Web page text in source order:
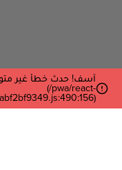
(/pwa/react-